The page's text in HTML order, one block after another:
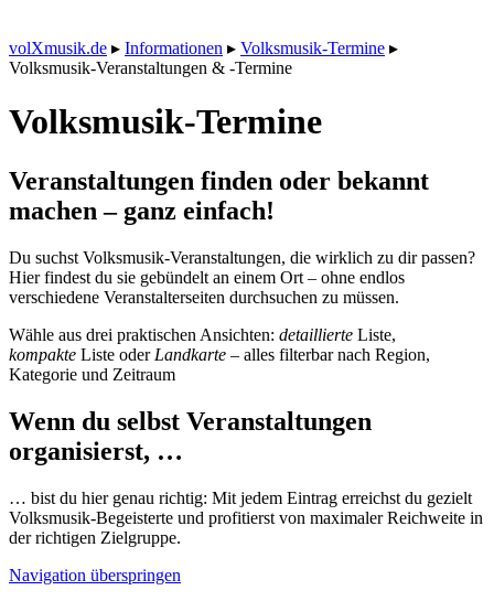
volXmusik.de ▸ Informationen ▸ Volksmusik-Termine ▸
Volksmusik-Veranstaltungen & -Termine
Volksmusik-Termine
Veranstaltungen finden oder bekannt
machen – ganz einfach!
Du suchst Volksmusik-Veranstaltungen, die wirklich zu dir passen?
Hier findest du sie gebündelt an einem Ort – ohne endlos
verschiedene Veranstalterseiten durchsuchen zu müssen.
Wähle aus drei praktischen Ansichten: detaillierte Liste,
kompakte Liste oder Landkarte – alles filterbar nach Region,
Kategorie und Zeitraum
Wenn du selbst Veranstaltungen
organisierst, …
… bist du hier genau richtig: Mit jedem Eintrag erreichst du gezielt
Volksmusik-Begeisterte und profitierst von maximaler Reichweite in
der richtigen Zielgruppe.
Navigation überspringen